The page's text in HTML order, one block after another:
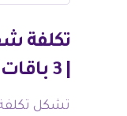
تكلفة